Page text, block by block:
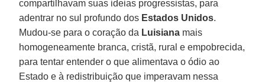
compartilhavam suas ideias progressistas, para
adentrar no sul profundo dos Estados Unidos.
Mudou-se para o coração da Luisiana mais
homogeneamente branca, cristã, rural e empobrecida,
para tentar entender o que alimentava o ódio ao
Estado e à redistribuição que imperavam nessa